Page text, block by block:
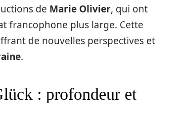
de Marie Olivier, qui ont
francophone plus large. Cette
de nouvelles perspectives et
.
: profondeur et